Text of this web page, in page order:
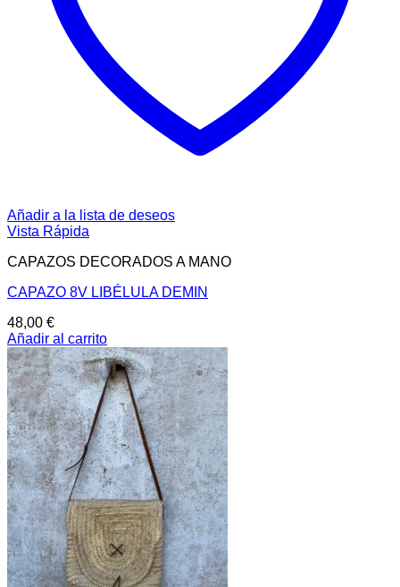
Añadir a la lista de deseos
Vista Rápida
CAPAZOS DECORADOS A MANO
CAPAZO 8V LIBÉLULA DEMIN
48,00 €
Añadir al carrito